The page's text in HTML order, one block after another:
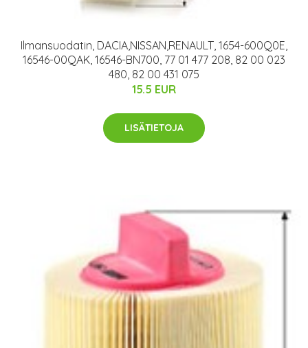
Ilmansuodatin, DACIA,NISSAN,RENAULT, 1654-600Q0E,
16546-00QAK, 16546-BN700, 77 01 477 208, 82 00 023
480, 82 00 431 075
15.5 EUR
LISÄTIETOJA